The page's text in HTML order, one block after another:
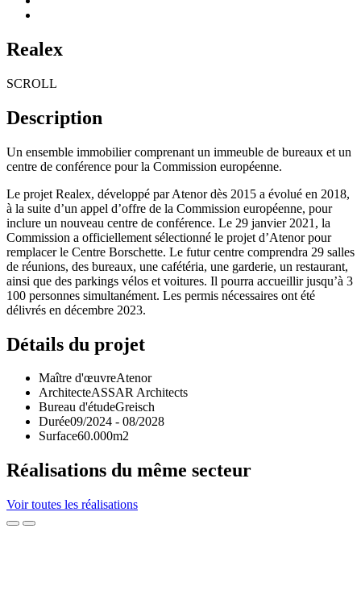
Realex
SCROLL
Description
Un ensemble immobilier comprenant un immeuble de bureaux et un
centre de conférence pour la Commission européenne.
Le projet Realex, développé parAtenor dès 2015 a évolué en 2018,
à la suite d’un appel d’offre de la Commission européenne, pour
inclure un nouveau centre de conférence. Le 29 janvier 2021, la
Commission a officiellement sélectionné le projet d’Atenorpour
remplacer le Centre Borschette. Le futurcentre comprendra 29 salles
de réunions, des bureaux, une cafétéria, une garderie, un restaurant,
ainsi que des parkings vélos et voitures. Il pourra accueillir jusqu’à 3
100 personnes simultanément. Les permis nécessaires ont été
délivrés en décembre 2023.
Détails du projet
Maître d'œuvreAtenor
ArchitecteASSAR Architects
Bureau d'étudeGreisch
Durée09/2024 - 08/2028
Surface60.000m2
Réalisations du même secteur
Voir toutes les réalisations